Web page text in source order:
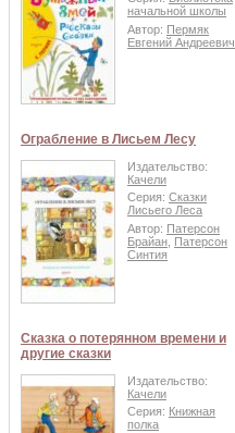
начальной школы
Автор: Пермяк
Евгений Андреевич
Ограбление в Лисьем Лесу
Издательство:
Качели
Серия: Сказки
Лисьего Леса
Автор: Патерсон
Брайан Патерсон
Синтия
Сказка о потерянном времени и
другие сказки
Издательство:
Качели
Серия: Книжная
полка